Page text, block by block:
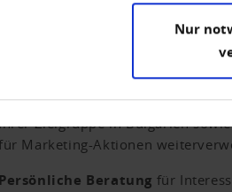
Nur
Sie sind auf der Suche nach
verschiedene Datenbanken
Zielgruppe in Bulgarien
Marketing-Aktionen
Persönliche Beratung für